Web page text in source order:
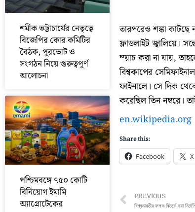
শমীক ভট্টাচার্যের নেতৃত্বে
বিজেপির কোর কমিটির
বৈঠক, পুরভোট ও
সংগঠন নিয়ে গুরুত্বপূর্ণ
আলোচনা
পশ্চিমবঙ্গে ৭৫০ কোটি
বিনিয়োগ ইমামি
অ্যাগ্রোটেকের
তারপরেও শঙ্কা
ফ্লাডলাইট জ্বালিয়ে।
ম্য়াচ করা না যায়,
বিশ্বকাপের
ফাইনালে। সে দিক
করেছিল তিন নম্বরে।
en.wikipedia.org
Share this:
Facebook X
Prev
PREVIOUS
বিশ্বভারতীর ফলক বিতর্কে নয়া